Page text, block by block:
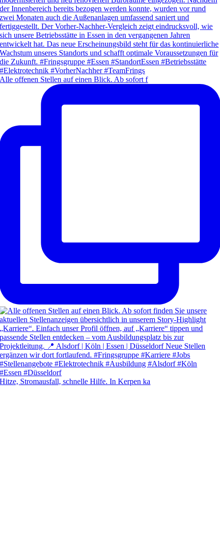
Alle offenen Stellen auf einen Blick. Ab sofort f
Hitze, Stromausfall, schnelle Hilfe. In Kerpen ka